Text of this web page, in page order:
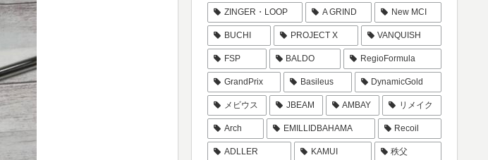
ZINGER・LOOP A GRIND New MCI
BUCHI PROJECT X VANQUISH
FSP BALDO RegioFormula
GrandPrix Basileus DynamicGold
メビウス JBEAM AMBAY リメイク
Arch EMILLIDBAHAMA Recoil
ADLLER KAMUI 秩父